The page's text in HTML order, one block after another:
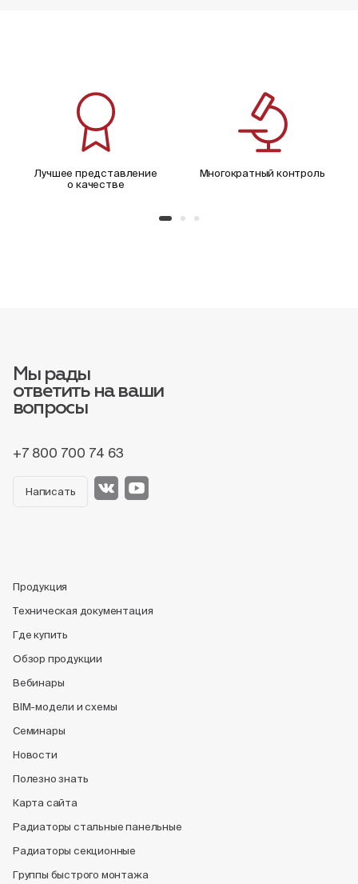
Лучшее представление
о качестве
Многократный контроль
Мы рады
ответить на ваши
вопросы
+7 800 700 74 63
Написать
Продукция
Техническая документация
Где купить
Обзор продукции
Вебинары
BIM-модели и схемы
Семинары
Новости
Полезно знать
Карта сайта
Радиаторы стальные панельные
Радиаторы секционные
Группы быстрого монтажа